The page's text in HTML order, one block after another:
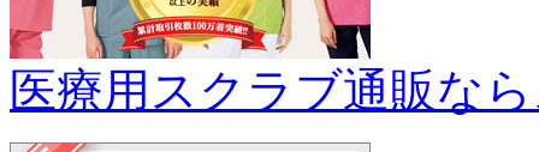
医療用スクラブ通販な